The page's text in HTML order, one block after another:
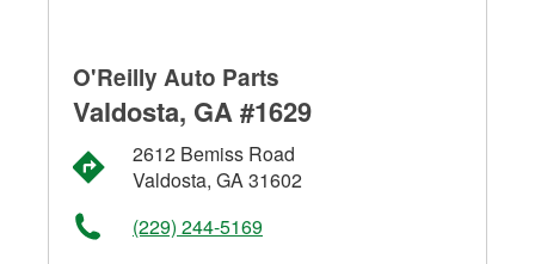
O'Reilly Auto Parts
Valdosta, GA #1629
2612 Bemiss Road
Valdosta, GA 31602
(229) 244-5169